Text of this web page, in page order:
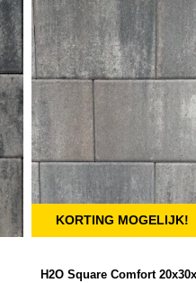
KORTING MOGELIJK!
H2O Square Comfort